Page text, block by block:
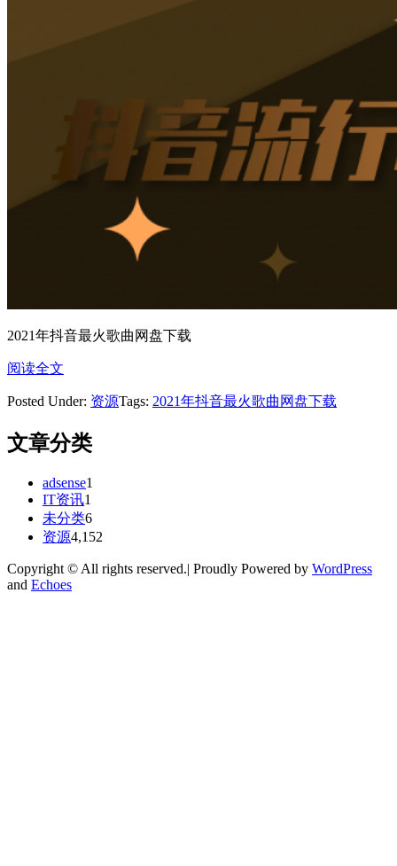
2021年抖音最火歌曲网盘下载
阅读全文
Posted Under: 资源Tags: 2021年抖音最火歌曲网盘下载
文章分类
adsense1
IT资讯1
未分类6
资源4,152
Copyright © All rights reserved.| Proudly Powered by WordPress
and Echoes